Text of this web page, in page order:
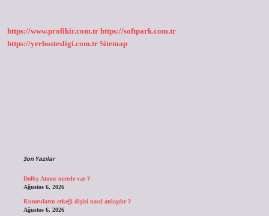
https://www.profikir.com.tr https://softpark.com.tr
https://yerhostesligi.com.tr Sitemap
Son Yazılar
Dolby Atmos nerede var ?
Ağustos 6, 2026
Kumruların erkeği dişisi nasıl anlaşılır ?
Ağustos 6, 2026